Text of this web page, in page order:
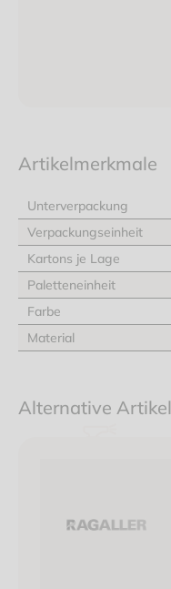
Artikelmerkmale
Unterverpackung
Verpackungseinheit
Kartons je Lage
Paletteneinheit
Farbe
Material
Alternative Artikel